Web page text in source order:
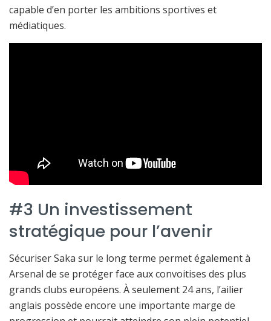
capable d’en porter les ambitions sportives et
médiatiques.
#3 Un investissement
stratégique pour l’avenir
Sécuriser Saka sur le long terme permet également à
Arsenal de se protéger face aux convoitises des plus
grands clubs européens. À seulement 24 ans, l’ailier
anglais possède encore une importante marge de